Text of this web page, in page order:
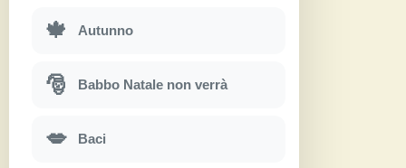
🍁 Autunno
🎅 Babbo Natale non verrà
💋 Baci